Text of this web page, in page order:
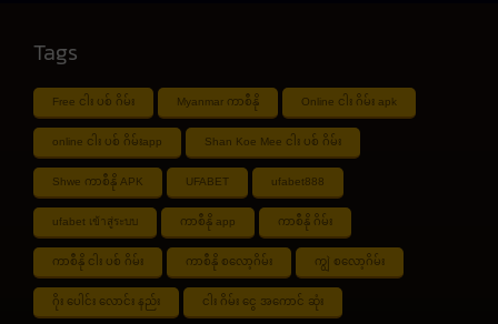
Tags
Free ငါး ပစ် ဂိမ်း Myanmar ကာစီနို Online ငါး ဂိမ်း apk
online ငါး ပစ် ဂိမ်းapp Shan Koe Mee ငါး ပစ် ဂိမ်း
Shwe ကာစီနို APK UFABET ufabet888
ufabet เข้าสู่ระบบ ကာစီနို app ကာစီနို ဂိမ်း
ကာစီနို ငါး ပစ် ဂိမ်း ကာစီနို စလော့ဂိမ်း ကျွဲ စလော့ဂိမ်း
ဂိုး ပေါင်း လောင်း နည်း ငါး ဂိမ်း ငွေ အကောင် ဆုံး